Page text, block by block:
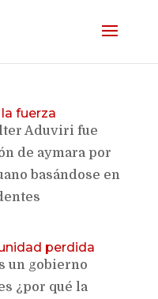
fuerza
Aduviri fue
de aymara por
basándose en
perdida
un gobierno
¿por qué la